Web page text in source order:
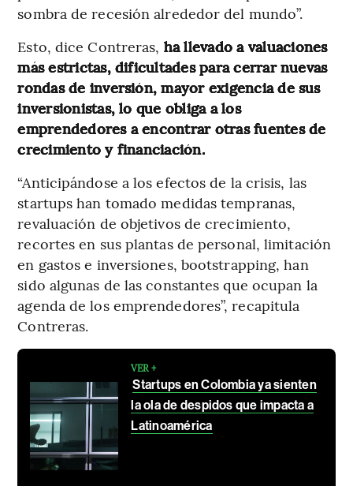
sombra de recesión alrededor del mundo”.
Esto, dice Contreras, ha llevado a valuaciones
más estrictas, dificultades para cerrar nuevas
rondas de inversión, mayor exigencia de sus
inversionistas, lo que obliga a los
emprendedores a encontrar otras fuentes de
crecimiento y financiación.
“Anticipándose a los efectos de la crisis, las
startups han tomado medidas tempranas,
revaluación de objetivos de crecimiento,
recortes en sus plantas de personal, limitación
en gastos e inversiones, bootstrapping, han
sido algunas de las constantes que ocupan la
agenda de los emprendedores”, recapitula
Contreras.
VER +
Startups en Colombia ya sienten
la ola de despidos que impacta a
Latinoamérica